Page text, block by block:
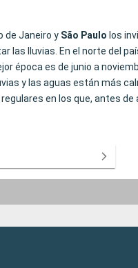
de Janeiro y São Paulo los
las lluvias. En el norte del
época es de junio a
y las aguas están más
en los que, antes de